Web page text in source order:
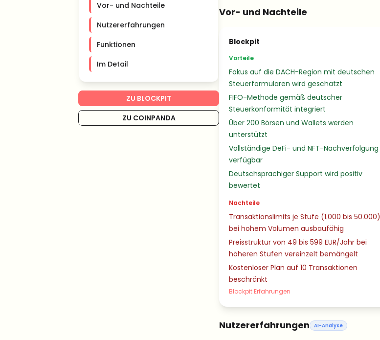
Vor- und Nachteile
Nutzererfahrungen
Funktionen
Im Detail
ZU BLOCKPIT
ZU COINPANDA
Vor- und Nachteile
Blockpit
Vorteile
Fokus auf die DACH-Region mit deutschen
Steuerformularen wird geschätzt
FIFO-Methode gemäß deutscher
Steuerkonformität integriert
Über 200 Börsen und Wallets werden
unterstützt
Vollständige DeFi- und NFT-Nachverfolgung
verfügbar
Deutschsprachiger Support wird positiv
bewertet
Nachteile
Transaktionslimits je Stufe (1.000 bis 50.000)
bei hohem Volumen ausbaufähig
Preisstruktur von 49 bis 599 EUR/Jahr bei
höheren Stufen vereinzelt bemängelt
Kostenloser Plan auf 10 Transaktionen
beschränkt
Blockpit Erfahrungen
Nutzererfahrungen AI-Analyse